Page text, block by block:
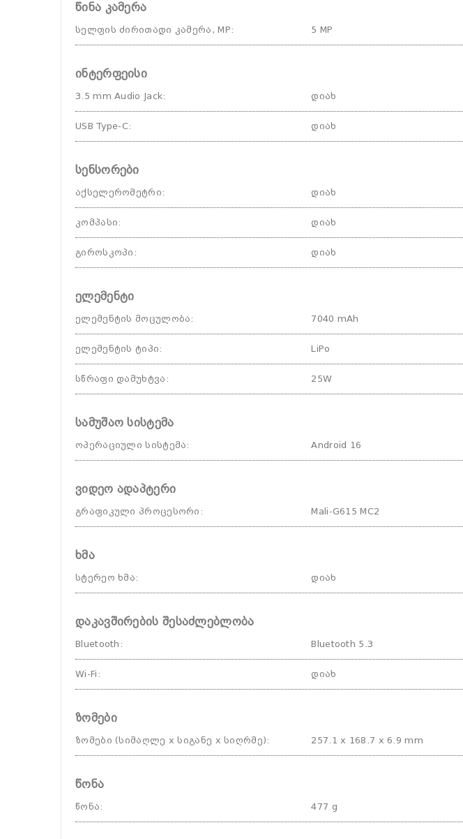
წინა კამერა
სელფის ძირითადი კამერა, MP: 5 MP
ინტერფეისი
3.5 mm Audio Jack: დიახ
USB Type-C: დიახ
სენსორები
აქსელერომეტრი: დიახ
კომპასი: დიახ
გიროსკოპი : დიახ
ელემენტი
ელემენტის მოცულობა: 7040 mAh
ელემენტის ტიპი: LiPo
სწრაფი დამუხტვა : 25W
სამუშაო სისტემა
ოპერაციული სისტემა: Android 16
ვიდეო ადაპტერი
გრაფიკული პროცესორი : Mali‑G615 MC2
ხმა
სტერეო ხმა: დიახ
დაკავშირების შესაძლებლობა
Bluetooth : Bluetooth 5.3
Wi-Fi : დიახ
ზომები
ზომები (სიმაღლე x სიგანე x სიღრმე): 257.1 x 168.7 x 6.9 mm
წონა
წონა: 477 g